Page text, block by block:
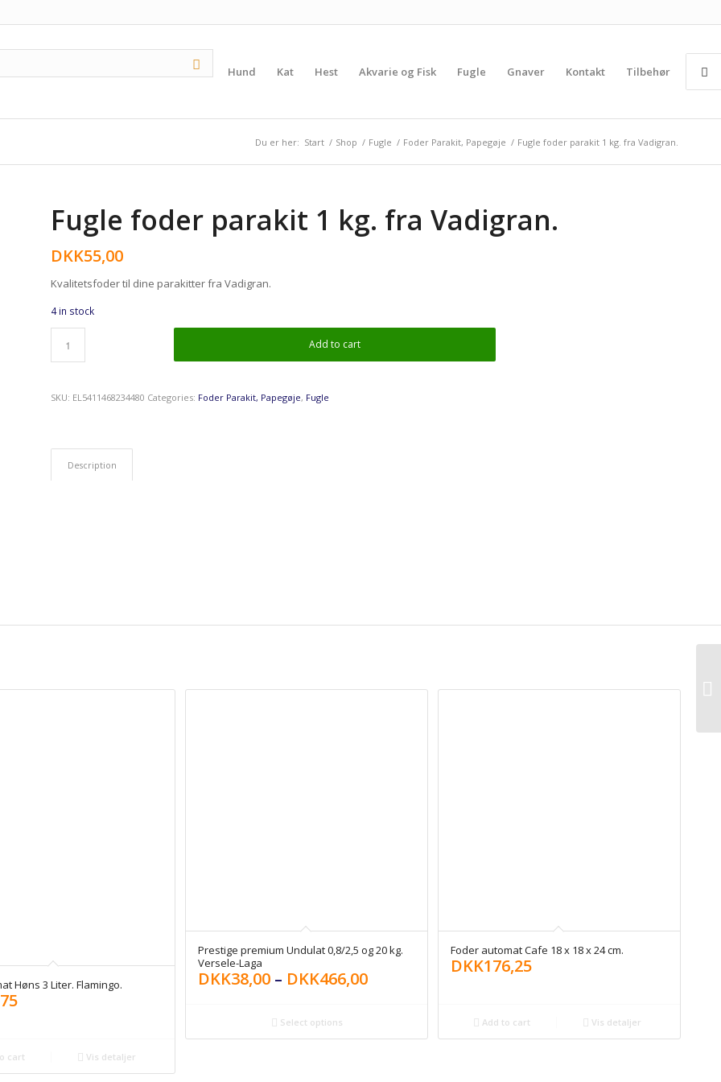
Hund Kat Hest Akvarie og Fisk Fugle Gnaver Kontakt Tilbehør
Du er her: Start / Shop / Fugle / Foder Parakit, Papegøje / Fugle foder parakit 1 kg. fra Vadigran.
Fugle foder parakit 1 kg. fra Vadigran.
DKK55,00
Kvalitetsfoder til dine parakitter fra Vadigran.
4 in stock
Add to cart
SKU: EL5411468234480 Categories: Foder Parakit, Papegøje, Fugle
Description
Høns 3 Liter. Flamingo.
cart Vis detaljer
Prestige premium Undulat 0,8/2,5 og 20 kg.
Versele-Laga
DKK38,00 – DKK466,00
Select options
Foder automat Cafe 18 x 18 x 24 cm.
DKK176,25
Add to cart Vis detaljer